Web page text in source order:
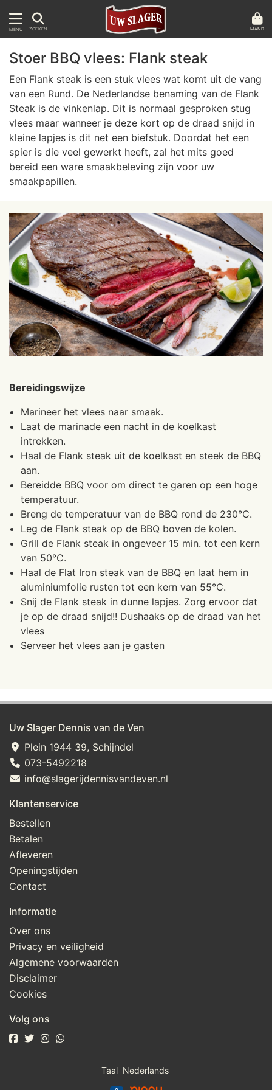
MENU ZOEKEN MAND
Stoer BBQ vlees: Flank steak
Een Flank steak is een stuk vlees wat komt uit de vang
van een Rund. De Nederlandse benaming van de Flank
Steak is de vinkenlap. Dit is normaal gesproken stug
vlees maar wanneer je deze kort op de draad snijd in
kleine lapjes is dit net een biefstuk. Doordat het een
spier is die veel gewerkt heeft, zal het mits goed
bereid een ware smaakbeleving zijn voor uw
smaakpapillen.
Bereidingswijze
Marineer het vlees naar smaak.
Laat de marinade een nacht in de koelkast
intrekken.
Haal de Flank steak uit de koelkast en steek de BBQ
aan.
Bereidde BBQ voor om direct te garen op een hoge
temperatuur.
Breng de temperatuur van de BBQ rond de 230°C.
Leg de Flank steak op de BBQ boven de kolen.
Grill de Flank steak in ongeveer 15 min. tot een kern
van 50°C.
Haal de Flat Iron steak van de BBQ en laat hem in
aluminiumfolie rusten tot een kern van 55°C.
Snij de Flank steak in dunne lapjes. Zorg ervoor dat
je op de draad snijd!! Dushaaks op de draad van het
vlees
Serveer het vlees aan je gasten
Uw Slager Dennis van de Ven
Plein 1944 39, Schijndel
073-5492218
info@slagerijdennisvandeven.nl
Klantenservice
Bestellen
Betalen
Afleveren
Openingstijden
Contact
Informatie
Over ons
Privacy en veiligheid
Algemene voorwaarden
Disclaimer
Cookies
Volg ons
Taal